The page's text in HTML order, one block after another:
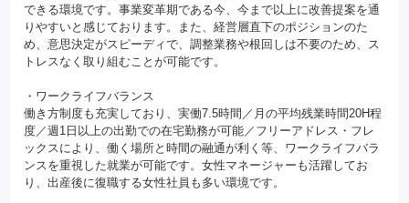
できる環境です。事業変革期である今、今まで以上に改善提案を通
りやすいと感じております。また、経営層直下のポジションのた
め、意思決定がスピーディで、調整業務や根回しは不要のため、ス
トレスなく取り組むことが可能です。
・ワークライフバランス
働き方制度も充実しており、実働7.5時間／月の平均残業時間20H程
度／週1日以上の出勤での在宅勤務が可能／フリーアドレス・フレ
ックスにより、働く場所と時間の融通が利く等、ワークライフバラ
ンスを重視した就業が可能です。女性マネージャーも活躍してお
り、出産後に復職する女性社員も多い環境です。